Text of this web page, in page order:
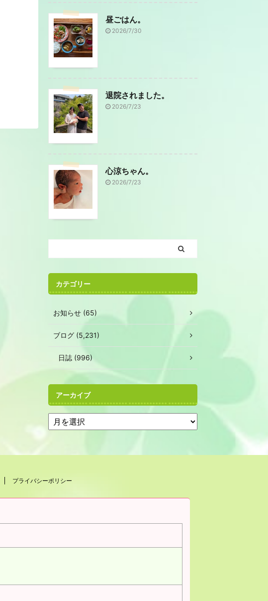
昼ごはん。
2026/7/30
退院されました。
2026/7/23
心涼ちゃん。
2026/7/23
カテゴリー
お知らせ (65)
ブログ (5,231)
日誌 (996)
アーカイブ
プライバシーポリシー